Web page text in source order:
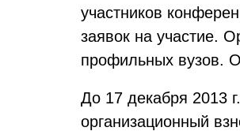
участников
заявок на участие.
профильных вузов.
До 17 декабря 2013
организационный